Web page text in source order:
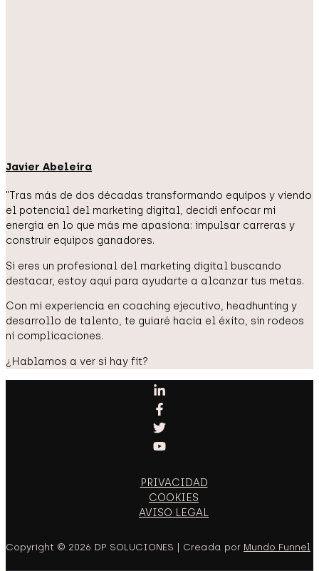
Javier Abeleira
"Tras más de dos décadas transformando equipos y viendo
el potencial del marketing digital, decidí enfocar mi
energía en lo que más me apasiona: impulsar carreras y
construir equipos ganadores.
Si eres un profesional del marketing digital buscando
destacar, estoy aquí para ayudarte a alcanzar tus metas.
Con mi experiencia en coaching ejecutivo, headhunting y
desarrollo de talento, te guiaré hacia el éxito, sin rodeos
ni complicaciones.
¿Hablamos a ver si hay fit?
PRIVACIDAD
COOKIES
AVISO LEGAL
Copyright © 2026 DP SOLUCIONES | Creada por Mundo Funnel